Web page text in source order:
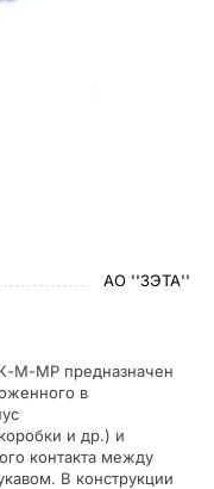
АО ''ЗЭТА''
М-МР предназначен
в
и др.) и
контакта между
В конструкции